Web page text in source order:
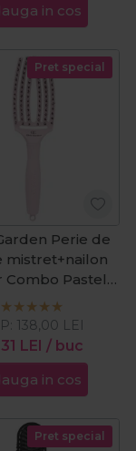
in cos
Pret special
Perie de
mistret+nailon
Combo Pastel
Medium
LEI / buc
138,00 LEI
in cos
Pret special